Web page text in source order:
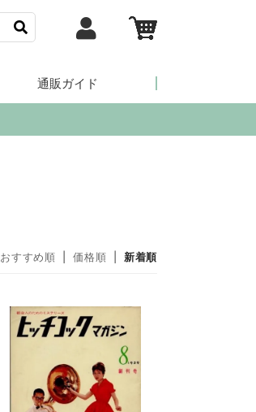
通販ガイド
おすすめ順 価格順 新着順